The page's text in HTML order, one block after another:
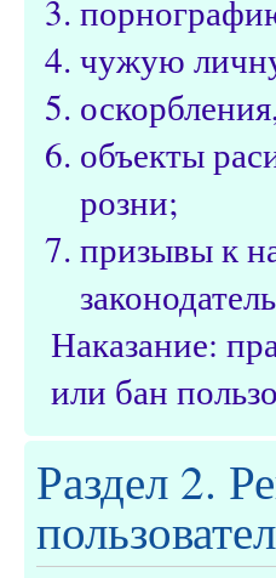
чужую
объекты
розни;
призывы к
Наказание:
или бан
Раздел 2.